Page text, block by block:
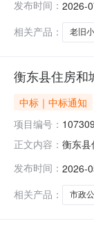
区内
发布时间： 2026-
相关产品：
老旧
衡东县住房和
中标｜中标通知
项目编号：
正文内容： 衡东
政府
发布时间： 2026-
相关产品：
市政